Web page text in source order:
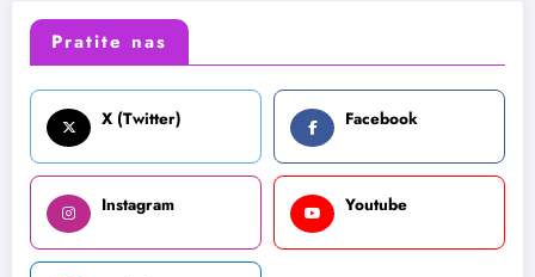
Pratite nas
X (Twitter) Facebook
Instagram Youtube